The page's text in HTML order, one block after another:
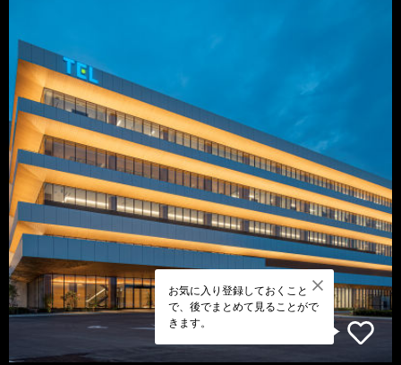
お気に入り登録しておくこと
で、後でまとめて見ることがで
きます。